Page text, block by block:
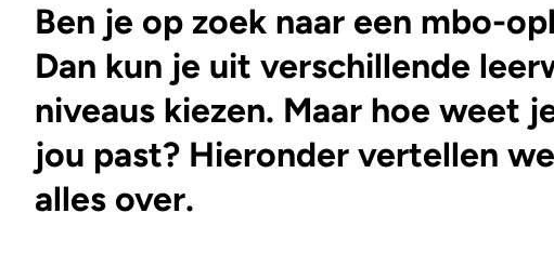
Ben je op zoek naar een mbo-
Dan kun je uit verschillende
niveaus kiezen. Maar hoe weet
jou past? Hieronder vertellen
alles over.